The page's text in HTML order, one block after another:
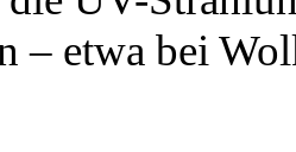
– etwa bei